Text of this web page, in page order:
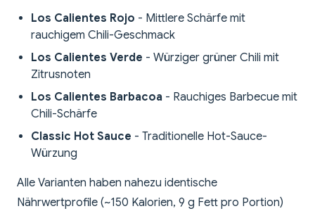
Los Calientes Rojo - Mittlere Schärfe mit
rauchigem Chili-Geschmack
Los Calientes Verde - Würziger grüner Chili mit
Zitrusnoten
Los Calientes Barbacoa - Rauchiges Barbecue mit
Chili-Schärfe
Classic Hot Sauce - Traditionelle Hot-Sauce-
Würzung
Alle Varianten haben nahezu identische
Nährwertprofile (~150 Kalorien, 9 g Fett pro Portion)